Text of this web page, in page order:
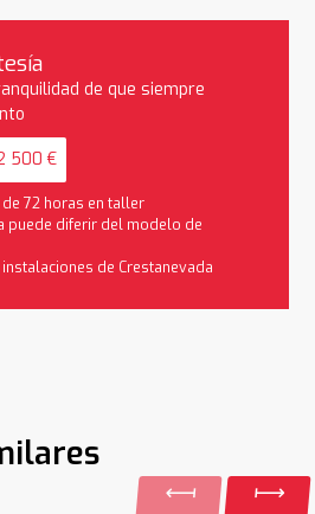
de que siempre
500 €
72 horas en taller
puede diferir del modelo de
de Crestanevada